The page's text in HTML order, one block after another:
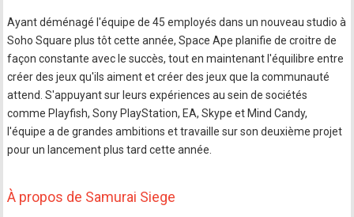
Ayant déménagé l'équipe de 45 employés dans un nouveau studio à
Soho Square plus tôt cette année, Space Ape planifie de croitre de
façon constante avec le succès, tout en maintenant l'équilibre entre
créer des jeux qu'ils aiment et créer des jeux que la communauté
attend. S'appuyant sur leurs expériences au sein de sociétés
comme Playfish, Sony PlayStation, EA, Skype et Mind Candy,
l'équipe a de grandes ambitions et travaille sur son deuxième projet
pour un lancement plus tard cette année.
À propos de Samurai Siege